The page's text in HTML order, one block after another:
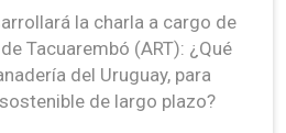
la charla a cargo de
Tacuarembó (ART): ¿Qué
del Uruguay, para
de largo plazo?